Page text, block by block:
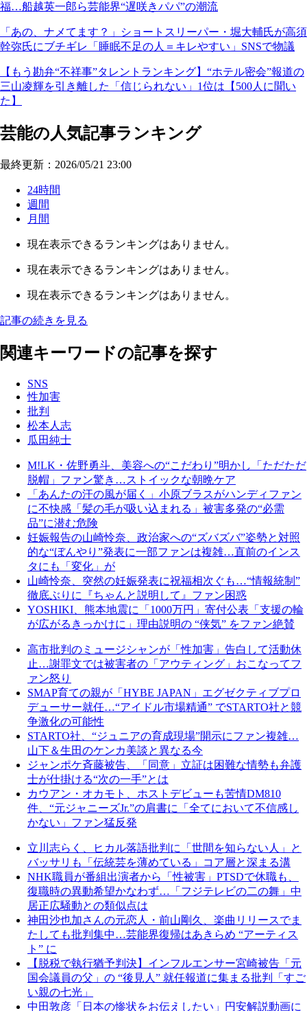
福…船越英一郎ら芸能界“遅咲きパパ”の潮流
「あの、ナメてます？」ショートスリーパー・堀大輔氏が高須
幹弥氏にブチギレ「睡眠不足の人＝キレやすい」SNSで物議
【もう勘弁“不祥事”タレントランキング】“ホテル密会”報道の
三山凌輝を引き離した「信じられない」1位は【500人に聞い
た】
芸能の人気記事ランキング
最終更新：2026/05/21 23:00
24時間
週間
月間
現在表示できるランキングはありません。
現在表示できるランキングはありません。
現在表示できるランキングはありません。
記事の続きを見る
関連キーワードの記事を探す
SNS
性加害
批判
松本人志
瓜田純士
M!LK・佐野勇斗、美容への“こだわり”明かし「ただただ
脱帽」ファン驚き…ストイックな朝晩ケア
「あんたの汗の風が届く」小原ブラスがハンディファン
に不快感「髪の毛が吸い込まれる」被害多発の“必需
品”に潜む危険
妊娠報告の山崎怜奈、政治家への“ズバズバ”姿勢と対照
的な“ぼんやり”発表に一部ファンは複雑…直前のインス
タにも「変化」が
山崎怜奈、突然の妊娠発表に祝福相次ぐも…“情報統制”
徹底ぶりに『ちゃんと説明して』ファン困惑
YOSHIKI、熊本地震に「1000万円」寄付公表「支援の輪
が広がるきっかけに」理由説明の “侠気” をファン絶賛
高市批判のミュージシャンが「性加害」告白して活動休
止…謝罪文では被害者の「アウティング」おこなってフ
ァン怒り
SMAP育ての親が「HYBE JAPAN」エグゼクティブプロ
デューサー就任…“アイドル市場精通” でSTARTO社と競
争激化の可能性
STARTO社、“ジュニアの育成現場”開示にファン複雑…
山下＆生田のケンカ美談と異なる今
ジャンポケ斉藤被告、「同意」立証は困難な情勢も弁護
士が仕掛ける“次の一手”とは
カウアン・オカモト、ホストデビューも苦情DM810
件、“元ジャニーズJr.”の肩書に「全てにおいて不信感し
かない」ファン猛反発
立川志らく、ヒカル落語批判に「世間を知らない人」と
バッサリも「伝統芸を薄めている」コア層と深まる溝
NHK職員が番組出演者から「性被害」PTSDで休職も、
復職時の異動希望かなわず…「フジテレビの二の舞」中
居正広騒動との類似点は
神田沙也加さんの元恋人・前山剛久、楽曲リリースでま
たしても批判集中…芸能界復帰はあきらめ “アーティス
ト” に
【脱税で執行猶予判決】インフルエンサー宮崎被告「元
国会議員の父」の “後見人” 就任報道に集まる批判「すご
い親の七光」
中田敦彦「日本の惨状をお伝えしたい」円安解説動画に